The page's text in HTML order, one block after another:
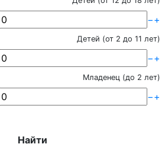
−+
Детей (от 2 до 11 лет)
−+
Младенец (до 2 лет)
−+
Найти